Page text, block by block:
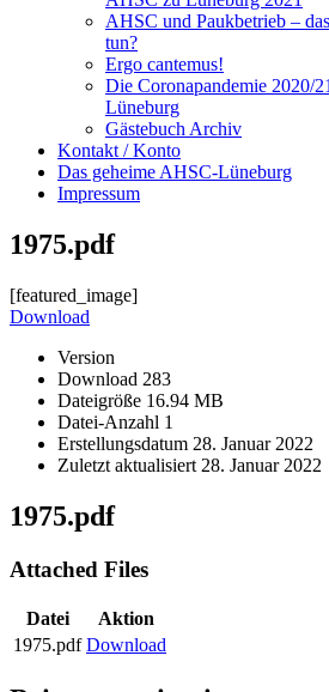
AHSC und Paukbetrieb –
tun?
Ergo cantemus!
Die Coronapandemie 2020/
Lüneburg
Gästebuch Archiv
Kontakt / Konto
Das geheime AHSC-Lüneburg
Impressum
1975.pdf
[featured_image]
Download
Version
Download 283
Dateigröße 16.94 MB
Datei-Anzahl 1
Erstellungsdatum 28. Januar 2022
Zuletzt aktualisiert 28. Januar 2022
1975.pdf
Attached Files
Datei
Aktion
1975.pdf Download